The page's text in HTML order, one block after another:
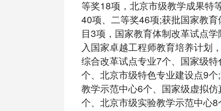
等奖18项，北京市级教学成果特
40项、二等奖46项;获批国家教
目3项，国家教育体制改革试点
入国家卓越工程师教育培养计划
综合改革试点专业7个、国家级
个、北京市级特色专业建设点9
教学示范中心6个、国家级虚拟
个、北京市级实验教学示范中心